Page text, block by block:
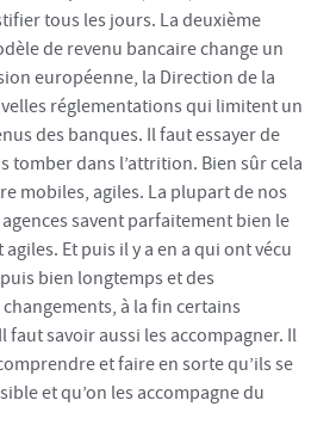
tous les jours. La deuxième
de revenu bancaire change un
européenne, la Direction de la
réglementations qui limitent un
des banques. Il faut essayer de
tomber dans l’attrition. Bien sûr cela
mobiles, agiles. La plupart de nos
savent parfaitement bien le
Et puis il y a en a qui ont vécu
bien longtemps et des
à la fin certains
faut savoir aussi les accompagner. Il
et faire en sorte qu’ils se
et qu’on les accompagne du